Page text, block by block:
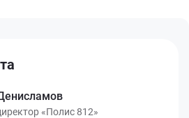
«Полис 812»